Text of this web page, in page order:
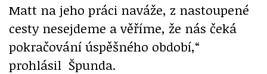
Matt na jeho práci naváže, z nastoupené
cesty nesejdeme a věříme, že nás čeká
pokračování úspěšného období,“
prohlásil Špunda.